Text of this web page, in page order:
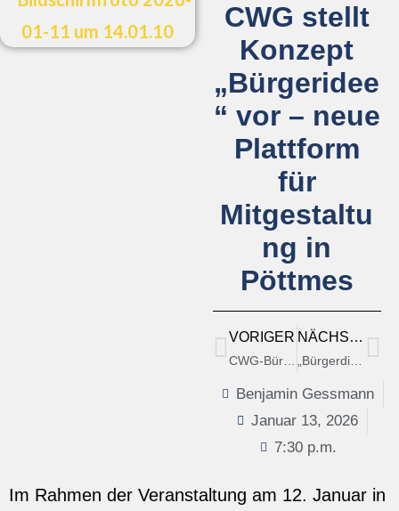
CWG stellt
Konzept
„Bürgeridee
“ vor – neue
Plattform
für
Mitgestaltu
ng in
Pöttmes
VORIGER
CWG-Bürgermeisterkandidat Michael Funk und Landratskandidat Dr. Marc Sturm im intensiven Dialog mit den Bürgerinnen und Bürgern aus Echsheim
NÄCHSTER
„Bürgerdialog blüht wieder auf“: Großer Andrang bei Vorstellung der CWG Pöttmes
Benjamin Gessmann
Januar 13, 2026
7:30 p.m.
Im Rahmen der Veranstaltung am 12. Januar in